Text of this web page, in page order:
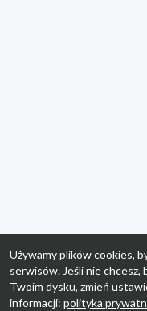
Używamy plików cookies,
serwisów. Jeśli nie chcesz,
Twoim dysku, zmień
informacji: polityka